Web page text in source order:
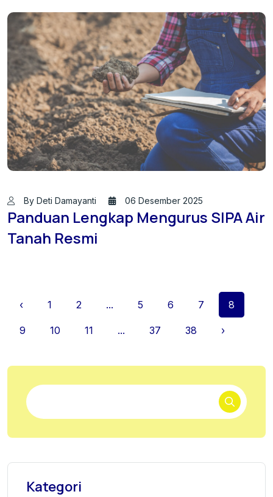
By Deti Damayanti 06 Desember 2025
Panduan Lengkap Mengurus SIPA Air
Tanah Resmi
‹ 1 2 ... 5 6 7 8
9 10 11 ... 37 38 ›
Kategori